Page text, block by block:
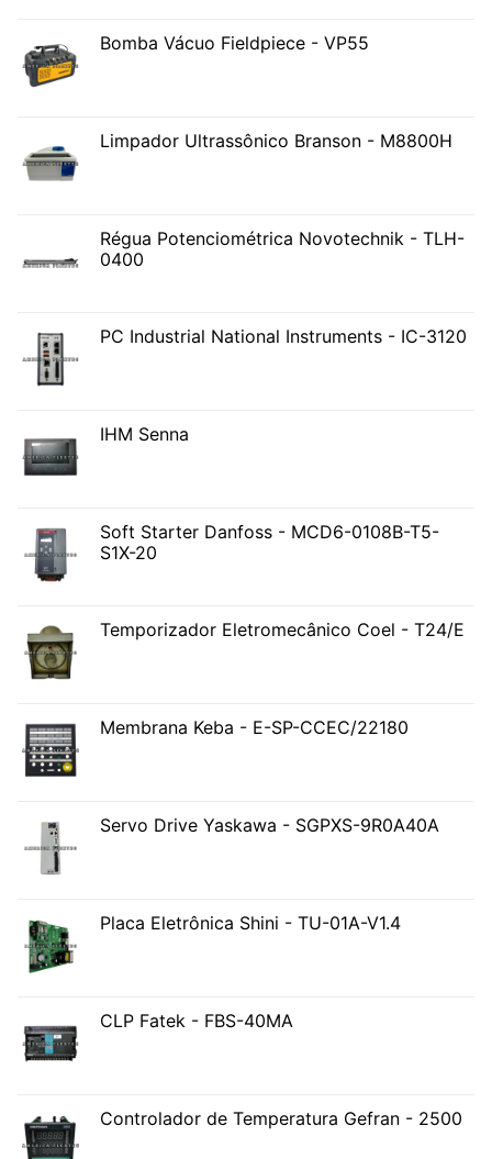
Bomba Vácuo Fieldpiece - VP55
Limpador Ultrassônico Branson - M8800H
Régua Potenciométrica Novotechnik - TLH-
0400
PC Industrial National Instruments - IC-3120
IHM Senna
Soft Starter Danfoss - MCD6-0108B-T5-
S1X-20
Temporizador Eletromecânico Coel - T24/E
Membrana Keba - E-SP-CCEC/22180
Servo Drive Yaskawa - SGPXS-9R0A40A
Placa Eletrônica Shini - TU-01A-V1.4
CLP Fatek - FBS-40MA
Controlador de Temperatura Gefran - 2500